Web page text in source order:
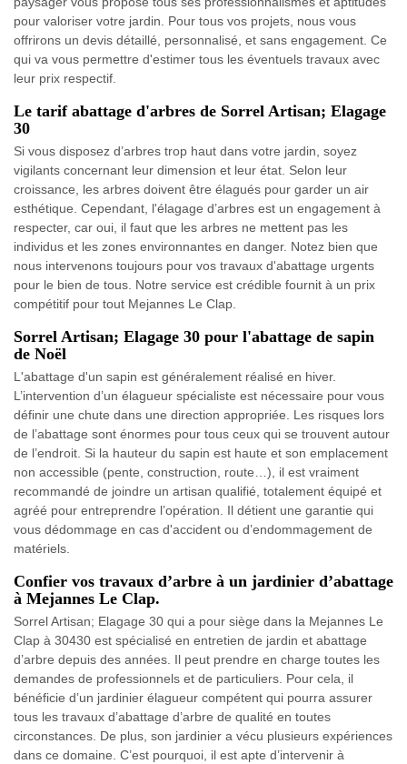
pour valoriser votre jardin. Pour tous vos projets, nous vous
offrirons un devis détaillé, personnalisé, et sans engagement. Ce
qui va vous permettre d'estimer tous les éventuels travaux avec
leur prix respectif.
Le tarif abattage d'arbres de Sorrel Artisan; Elagage
30
Si vous disposez d’arbres trop haut dans votre jardin, soyez
vigilants concernant leur dimension et leur état. Selon leur
croissance, les arbres doivent être élagués pour garder un air
esthétique. Cependant, l'élagage d’arbres est un engagement à
respecter, car oui, il faut que les arbres ne mettent pas les
individus et les zones environnantes en danger. Notez bien que
nous intervenons toujours pour vos travaux d'abattage urgents
pour le bien de tous. Notre service est crédible fournit à un prix
compétitif pour tout Mejannes Le Clap.
Sorrel Artisan; Elagage 30 pour l'abattage de sapin
de Noël
L'abattage d'un sapin est généralement réalisé en hiver.
L’intervention d’un élagueur spécialiste est nécessaire pour vous
définir une chute dans une direction appropriée. Les risques lors
de l’abattage sont énormes pour tous ceux qui se trouvent autour
de l’endroit. Si la hauteur du sapin est haute et son emplacement
non accessible (pente, construction, route…), il est vraiment
recommandé de joindre un artisan qualifié, totalement équipé et
agréé pour entreprendre l’opération. Il détient une garantie qui
vous dédommage en cas d'accident ou d’endommagement de
matériels.
Confier vos travaux d’arbre à un jardinier d’abattage
à Mejannes Le Clap.
Sorrel Artisan; Elagage 30 qui a pour siège dans la Mejannes Le
Clap à 30430 est spécialisé en entretien de jardin et abattage
d’arbre depuis des années. Il peut prendre en charge toutes les
demandes de professionnels et de particuliers. Pour cela, il
bénéficie d’un jardinier élagueur compétent qui pourra assurer
tous les travaux d’abattage d’arbre de qualité en toutes
circonstances. De plus, son jardinier a vécu plusieurs expériences
dans ce domaine. C’est pourquoi, il est apte d’intervenir à